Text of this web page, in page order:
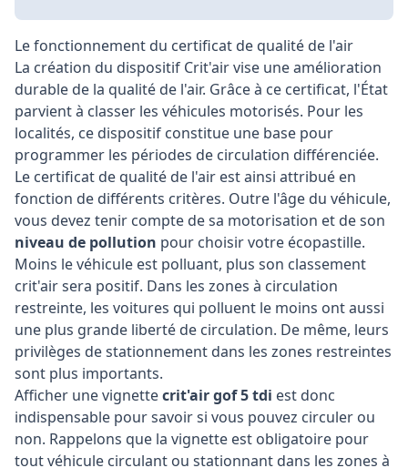
Le fonctionnement du certificat de qualité de l'air
La création du dispositif Crit'air vise une amélioration
durable de la qualité de l'air. Grâce à ce certificat, l'État
parvient à classer les véhicules motorisés. Pour les
localités, ce dispositif constitue une base pour
programmer les périodes de circulation différenciée.
Le certificat de qualité de l'air est ainsi attribué en
fonction de différents critères. Outre l'âge du véhicule,
vous devez tenir compte de sa motorisation et de son
niveau de pollution pour choisir votre écopastille.
Moins le véhicule est polluant, plus son classement
crit'air sera positif. Dans les zones à circulation
restreinte, les voitures qui polluent le moins ont aussi
une plus grande liberté de circulation. De même, leurs
privilèges de stationnement dans les zones restreintes
sont plus importants.
Afficher une vignettecrit'air gof 5 tdi est donc
indispensable pour savoir si vous pouvez circuler ou
non. Rappelons que la vignette est obligatoire pour
tout véhicule circulant ou stationnant dans les zones à